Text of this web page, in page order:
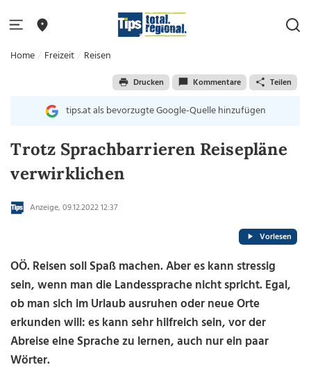
Home Freizeit Reisen
Drucken Kommentare Teilen
tips.at als bevorzugte Google-Quelle hinzufügen
Trotz Sprachbarrieren Reisepläne
verwirklichen
Anzeige, 09.12.2022 12:37
Vorlesen
OÖ. Reisen soll Spaß machen. Aber es kann stressig
sein, wenn man die Landessprache nicht spricht. Egal,
ob man sich im Urlaub ausruhen oder neue Orte
erkunden will: es kann sehr hilfreich sein, vor der
Abreise eine Sprache zu lernen, auch nur ein paar
Wörter.